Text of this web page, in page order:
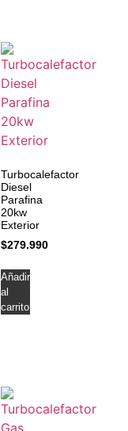
Turbocalefactor
Diesel
Parafina
20kw
Exterior
$279.990
Añadir
al
carrito